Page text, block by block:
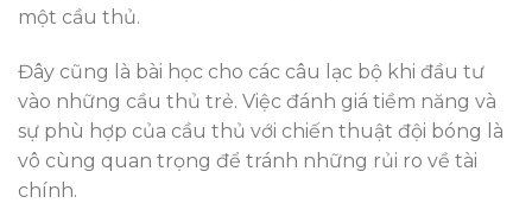
một cầu thủ.
Đây cũng là bài học cho các câu lạc bộ khi đầu tư
vào những cầu thủ trẻ. Việc đánh giá tiềm năng và
sự phù hợp của cầu thủ với chiến thuật đội bóng là
vô cùng quan trọng để tránh những rủi ro về tài
chính.